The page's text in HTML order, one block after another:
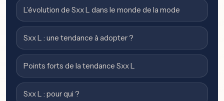
L’évolution de Sxx L dans le monde de la mode
Sxx L : une tendance à adopter ?
Points forts de la tendance Sxx L
Sxx L : pour qui ?